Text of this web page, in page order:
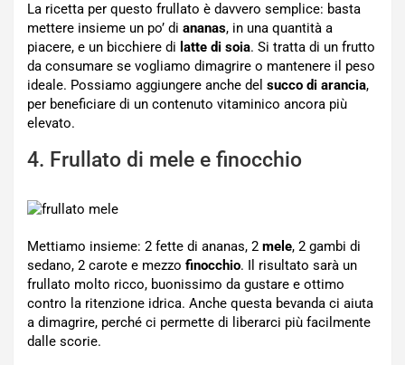
La ricetta per questo frullato è davvero semplice: basta
mettere insieme un po’ di ananas, in una quantità a
piacere, e un bicchiere di latte di soia. Si tratta di un frutto
da consumare se vogliamo dimagrire o mantenere il peso
ideale. Possiamo aggiungere anche del succo di arancia,
per beneficiare di un contenuto vitaminico ancora più
elevato.
4. Frullato di mele e finocchio
Mettiamo insieme: 2 fette di ananas, 2 mele, 2 gambi di
sedano, 2 carote e mezzo finocchio. Il risultato sarà un
frullato molto ricco, buonissimo da gustare e ottimo
contro la ritenzione idrica. Anche questa bevanda ci aiuta
a dimagrire, perché ci permette di liberarci più facilmente
dalle scorie.